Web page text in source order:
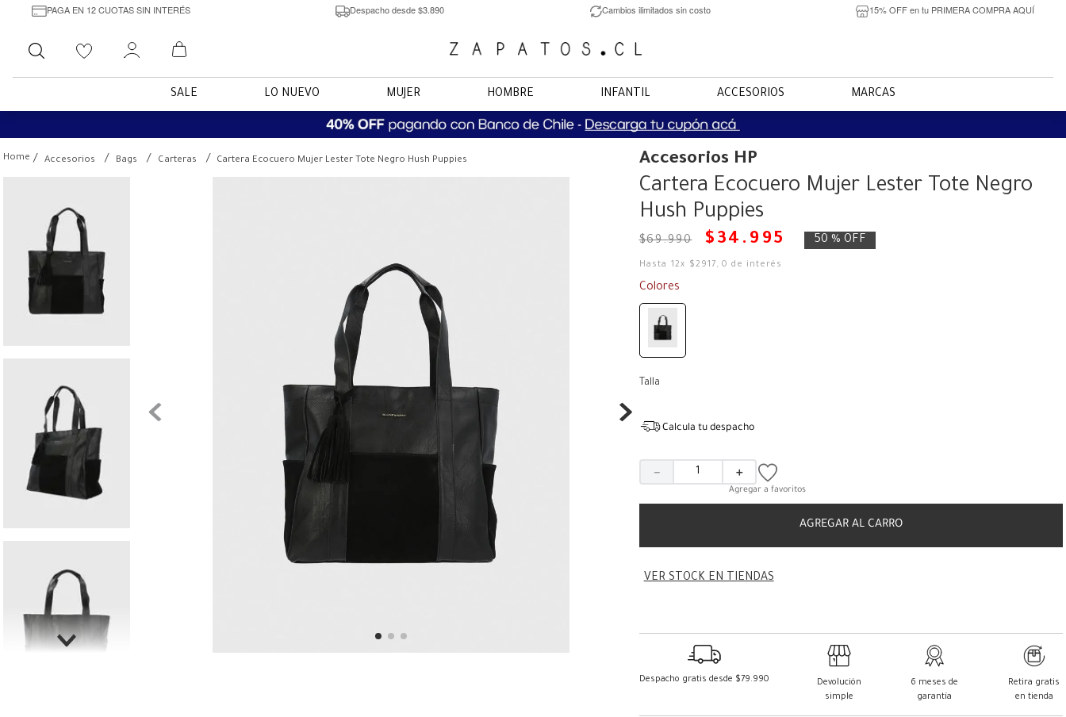
PAGA EN 12 CUOTAS SIN INTERÉS Despacho desde $3.890 Cambios ilimitados sin costo 15% OFF en tu PRIMERA COMPRA AQUÍ
Buscar
SALE LO NUEVO MUJER HOMBRE INFANTIL ACCESORIOS MARCAS
Accesorios Bags Carteras Cartera Ecocuero Mujer Lester Tote Negro Hush Puppies Accesorios HP
Cartera Ecocuero Mujer Lester Tote Negro
Hush Puppies
$69.990 $ 34 . 995 50 % OFF
Hasta 12x $2917,0 de interés
Colores
Talla
Calcula tu despacho
＋
－
AGREGAR AL CARRO
VER STOCK EN TIENDAS
Despacho gratis desde $79.990
Devolución
simple
6 meses de
garantía
Retira gratis
en tienda